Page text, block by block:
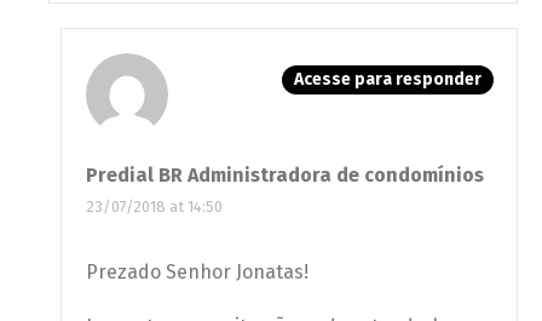
Predial BR Administradora de condomínios
23/07/2018 at 14:50
Acesse para responder
Prezado Senhor Jonatas!